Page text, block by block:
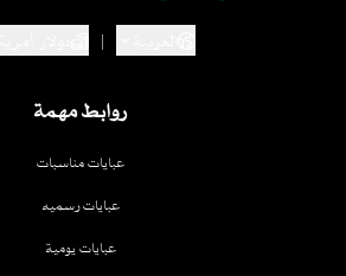
روابط مهمة
عبايات مناسبات
عبايات رسميه
عبايات يومية
|